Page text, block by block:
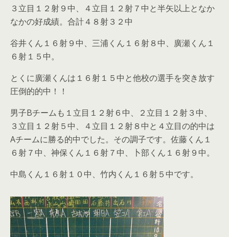
３立目１２射９中、４立目１２射７中と半矢以上となか
なかの好成績。合計４８射３２中
谷井くん１６射９中、三浦くん１６射８中、廣瀬くん１
６射１５中。
とくに廣瀬くんは１６射１５中と他校の選手を突き放す
圧倒的的中！！
男子Bチームも１立目１２射６中、２立目１２射３中、
３立目１２射５中、４立目１２射８中と４立目の的中は
Aチームに勝る的中でした。その調子です。佐藤くん１
６射７中、神保くん１６射７中、卜部くん１６射９中。
中島くん１６射１０中、竹内くん１６射５中です。